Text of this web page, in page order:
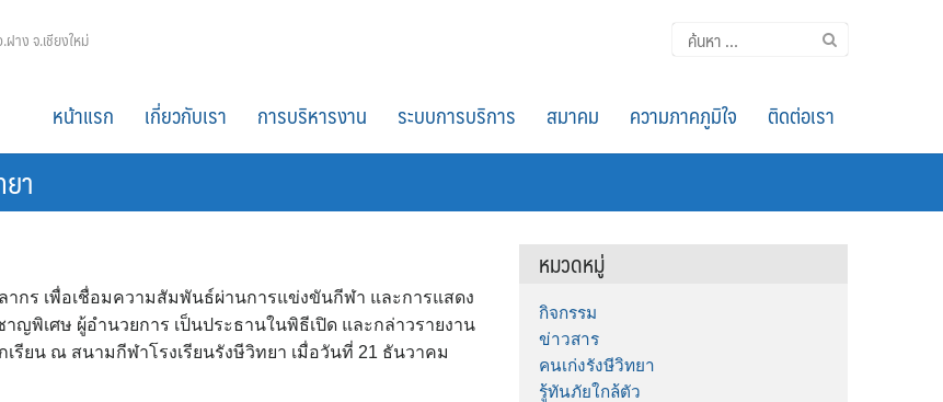
ฝาง จ.เชียงใหม่
ค้นหา
สำหรับ:
หน้าแรก เกี่ยวกับเรา การบริหารงาน ระบบการบริการ สมาคม ความภาคภูมิใจ ติดต่อเรา
า
กร เพื่อเชื่อมความสัมพันธ์ผ่านการแข่งขันกีฬา และการแสดง
ญพิเศษ ผู้อำนวยการ เป็นประธานในพิธีเปิด และกล่าวรายงาน
รียน ณ สนามกีฬาโรงเรียนรังษีวิทยา เมื่อวันที่ 21 ธันวาคม
หมวดหมู่
กิจกรรม
ข่าวสาร
คนเก่งรังษีวิทยา
รู้ทันภัยใกล้ตัว